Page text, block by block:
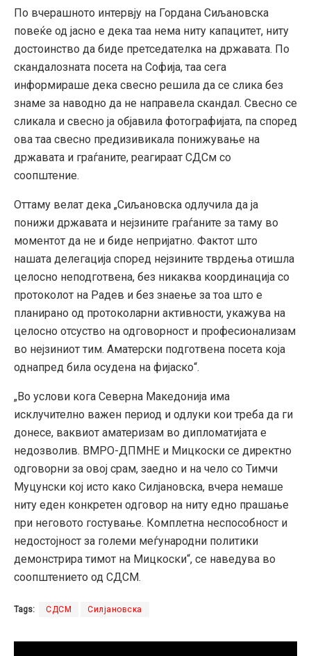
По вчерашното интервју на Гордана Сиљановска
повеќе од јасно е дека таа нема ниту капацитет, ниту
достоинство да биде претседателка на државата. По
скандалозната посета на Софија, таа сега
информираше дека свесно решила да се слика без
знаме за наводно да не направела скандал. Свесно се
сликала и свесно ја објавила фотографијата, па според
ова таа свесно предизивикала понижување на
државата и граѓаните, реагираат СДСм со
соопштение.
Оттаму велат дека „Сиљановска одлучила да ја
понижи државата и нејзините граѓаните за таму во
моментот да не и биде непријатно. Фактот што
нашата делегација според нејзините тврдења отишла
целосно неподготвена, без никаква координација со
протоколот на Радев и без знаење за тоа што е
планирано од протоколарни активности, укажува на
целосно отсуство на одговорност и професионализам
во нејзиниот тим. Аматерски подготвена посета која
однапред била осудена на фијаско“.
„Во услови кога Северна Македонија има
исклучително важен период и одлуки кои треба да ги
донесе, ваквиот аматеризам во дипломатијата е
недозволив. ВМРО-ДПМНЕ и Мицкоски се директно
одговорни за овој срам, заедно и на чело со Тимчи
Муцунски кој исто како Силјановска, вчера немаше
ниту еден конкретен одговор на ниту едно прашање
при неговото гостување. Комплетна неспособност и
недостојност за големи меѓународни политики
демонстрира тимот на Мицкоски“, се наведува во
соопштението од СДСМ.
Tags: СДСМ Силјановска